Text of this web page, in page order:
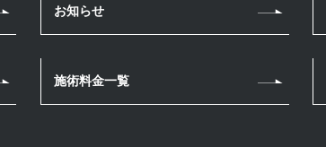
お知らせ
施術料金一覧